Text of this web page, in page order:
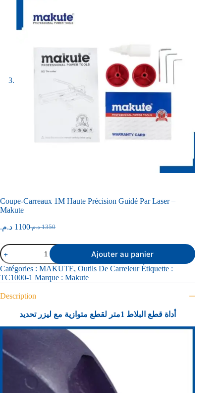
Coupe-Carreaux 1M Haute Précision Guidé Par Laser –
Makute
1350 د.م.1100 د.م.
Ajouter au panier
Catégories : MAKUTE, Outils De Carreleur Étiquette :
TC1000-1 Marque : Makute
Description
أداة قطع البلاط 1متر لقطع متوازية مع ليزر تحديد